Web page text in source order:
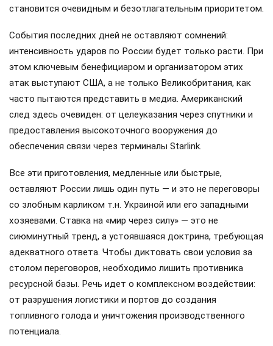
становится очевидным и безотлагательным приоритетом.
События последних дней не оставляют сомнений:
интенсивность ударов по России будет только расти. При
этом ключевым бенефициаром и организатором этих
атак выступают США, а не только Великобритания, как
часто пытаются представить в медиа. Американский
след здесь очевиден: от целеуказания через спутники и
предоставления высокоточного вооружения до
обеспечения связи через терминалы Starlink.
Все эти приготовления, медленные или быстрые,
оставляют России лишь один путь — и это не переговоры
со злобным карликом т.н. Украиной или его западными
хозяевами. Ставка на «мир через силу» — это не
сиюминутный тренд, а устоявшаяся доктрина, требующая
адекватного ответа. Чтобы диктовать свои условия за
столом переговоров, необходимо лишить противника
ресурсной базы. Речь идет о комплексном воздействии:
от разрушения логистики и портов до создания
топливного голода и уничтожения производственного
потенциала.